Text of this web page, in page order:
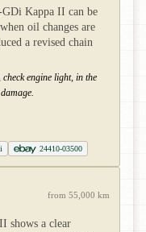
Kappa II can be
oil changes are
a revised chain
engine light, in the
24410-03500
from 55,000 km
shows a clear